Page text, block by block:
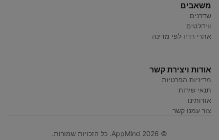
משאבים
שדרנים
ווידג'טים
אתרי רדיו לפי מדינה
אודות ויצירת קשר
מדיניות הפרטיות
תנאי שירות
אודותינו
צור עמנו קשר
© AppMind 2026. כל הזכויות שמורות.